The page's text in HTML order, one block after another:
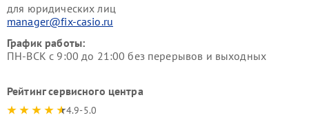
для юридических лиц
manager@fix-casio.ru
График работы:
ПН-ВСК с 9:00 до 21:00 без перерывов и выходных
Рейтинг сервисного центра
4.9-5.0